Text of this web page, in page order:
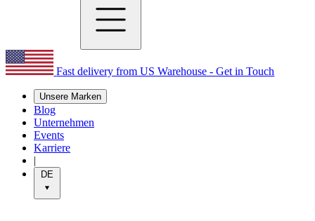
Fast delivery from US Warehouse - Get in Touch
Unsere Marken
Blog
Unternehmen
Events
Karriere
|
DE